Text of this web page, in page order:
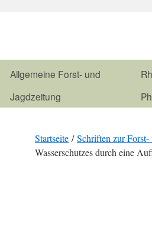
Allgemeine Forst- und
Jagdzeitung
Startseite /Schriften zur
Wasserschutzes durch eine